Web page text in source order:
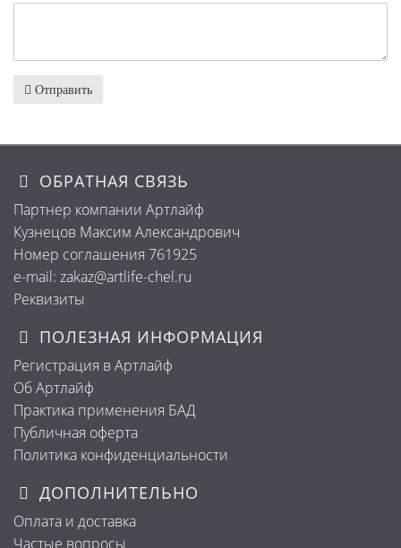
Отправить
ОБРАТНАЯ СВЯЗЬ
Партнер компании Артлайф
Кузнецов Максим Александрович
Номер соглашения 761925
e-mail: zakaz@artlife-chel.ru
Реквизиты
ПОЛЕЗНАЯ ИНФОРМАЦИЯ
Регистрация в Артлайф
Об Артлайф
Практика применения БАД
Публичная оферта
Политика конфиденциальности
ДОПОЛНИТЕЛЬНО
Оплата и доставка
Частые вопросы